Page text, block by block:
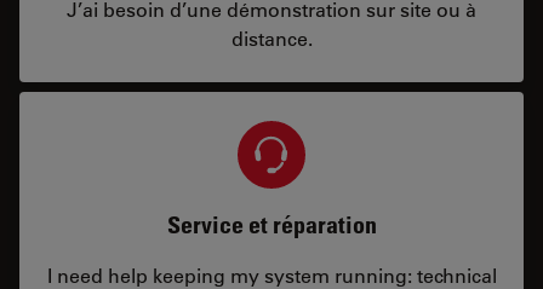
J’ai besoin d’une démonstration sur site ou à
distance.
Service et réparation
I need help keeping my system running: technical